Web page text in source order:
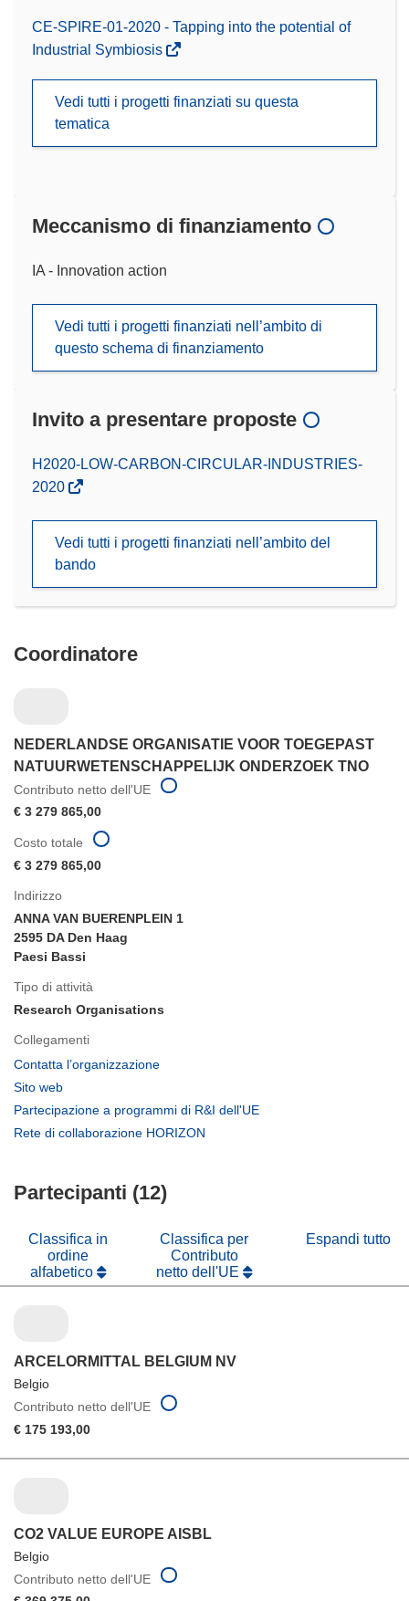
CE-SPIRE-01-2020 - Tapping into the potential of
Industrial Symbiosis
Vedi tutti i progetti finanziati su questa
tematica
Meccanismo di finanziamento
IA - Innovation action
Vedi tutti i progetti finanziati nell’ambito di
questo schema di finanziamento
Invito a presentare proposte
(si
apre
nuova
finestra)
H2020-LOW-CARBON-CIRCULAR-INDUSTRIES-
2020
Vedi tutti i progetti finanziati nell’ambito del
bando
Coordinatore
NEDERLANDSE ORGANISATIE VOOR TOEGEPAST
NATUURWETENSCHAPPELIJK ONDERZOEK TNO
Contributo netto dell'UE
€ 3 279 865,00
Indirizzo
ANNA VAN BUERENPLEIN 1
2595 DA Den Haag
Paesi Bassi
Tipo di attività
Research Organisations
Collegamenti
Contatta l’organizzazione
nuova
Sito web
apre
finestra)
Partecipazione a programmi di R&I dell'UE
Rete di collaborazione HORIZON
Costo totale
€ 3 279 865,00
Partecipanti (12)
Classifica in
ordine
alfabetico
Classifica per
Contributo
netto dell'UE
Espandi tutto
ARCELORMITTAL BELGIUM NV
Belgio
Contributo netto dell'UE
€ 175 193,00
CO2 VALUE EUROPE AISBL
Belgio
Contributo netto dell'UE